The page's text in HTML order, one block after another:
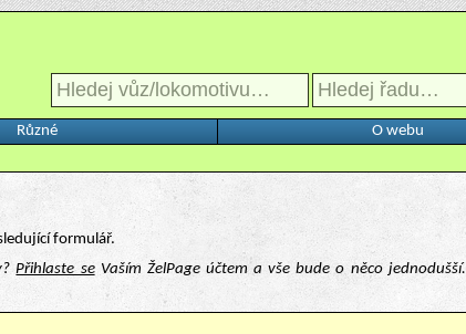
Různé O webu
formulář.
Přihlaste seVaším ŽelPage účtem a vše bude o něco jednodušší.